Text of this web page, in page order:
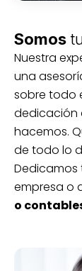
Somos
Nuestra
una
sobre todo
dedicación
hacemos.
de todo lo
Dedicamos
empresa o
o